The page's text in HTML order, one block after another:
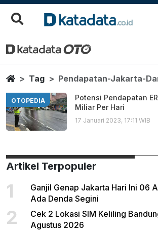
Pendapatan Jakarta
Berita Terbaru
HomeTag Pendapatan-Jakarta-
OTOPEDIA
Potensi Pendapatan
Miliar Per Hari
17 Januari 2023, 17:11 WIB
Artikel Terpopuler
1
Ganjil Genap Jakarta Hari Ini 06
Ada Denda Segini
2
Cek 2 Lokasi SIM Keliling
Agustus 2026